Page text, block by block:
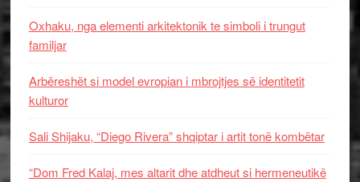
Oxhaku, nga elementi arkitektonik te simboli i trungut
familjar
Arbëreshët si model evropian i mbrojtjes së identitetit
kulturor
Sali Shijaku, “Diego Rivera” shqiptar i artit tonë kombëtar
“Dom Fred Kalaj, mes altarit dhe atdheut si hermeneutikë